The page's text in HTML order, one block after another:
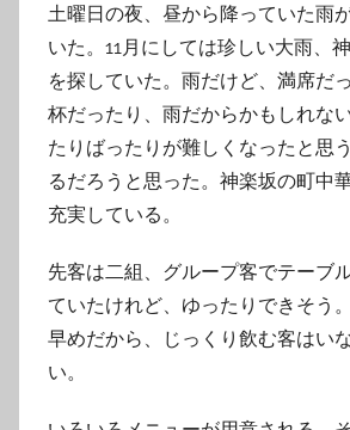
T
o
m
土曜日の夜、昼から降っていた雨
いた。11月にしては珍しい大雨、
を探していた。雨だけど、満席だ
杯だったり、雨だからかもしれな
たりばったりが難しくなったと思
るだろうと思った。神楽坂の町中
充実している。
先客は二組、グループ客でテーブ
ていたけれど、ゆったりできそう
早めだから、じっくり飲む客はい
い。